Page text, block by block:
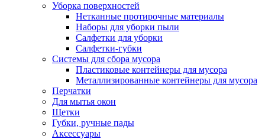
Уборка поверхностей
Нетканные протирочные материалы
Наборы для уборки пыли
Салфетки для уборки
Салфетки-губки
Системы для сбора мусора
Пластиковые контейнеры для мусора
Металлизированные контейнеры для мусора
Перчатки
Для мытья окон
Щетки
Губки, ручные пады
Аксессуары